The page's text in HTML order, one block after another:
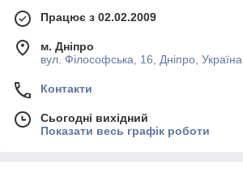
Працює з 02.02.2009
м. Дніпро
вул. Філософська, 16, Дніпро, Україна
Контакти
Сьогодні вихідний
Показати весь графік роботи